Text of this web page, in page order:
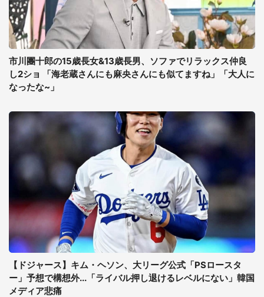
市川團十郎の15歳長女&13歳長男、ソファでリラックス仲良
し2ショ 「海老蔵さんにも麻央さんにも似てますね」「大人に
なったな~」
【ドジャース】キム・ヘソン、大リーグ公式「PSロースタ
ー」予想で構想外...「ライバル押し退けるレベルにない」韓国
メディア悲痛